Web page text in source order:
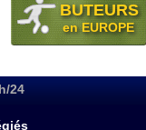
BUTEURS
en EUROPE
24